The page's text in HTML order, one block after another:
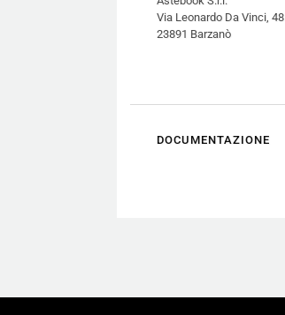
Via Leonardo Da Vinci, 48
23891 Barzanò
DOCUMENTAZIONE